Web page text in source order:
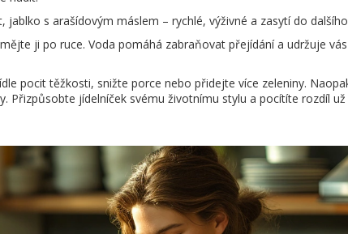
s arašídovým máslem – rychlé, výživné a zasytí do
ji po ruce. Voda pomáhá zabraňovat přejídání a udržuje vás
pocit těžkosti, snižte porce nebo přidejte více zeleniny.
Přizpůsobte jídelníček svému životnímu stylu a pocítíte rozdíl